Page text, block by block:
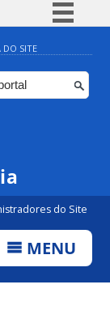
BR
DO SITE
do Site
MENU